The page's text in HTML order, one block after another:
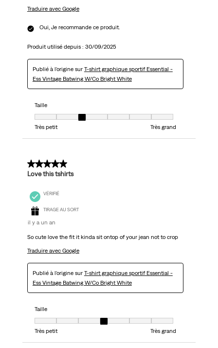
Traduire avec Google
Oui, Je recommande ce produit.
Produit utilisé depuis : 30/09/2025
Publié à l'origine sur T-shirt graphique sportif Essential -
Ess Vintage Batwing W/Co Bright White
Taille
Taille, 3 sur 7, où 1 est égal à Très petit et 7 est égal à Très grand
Très petit
Très grand
5 sur 5 étoiles.
Love this tshirts
VÉRIFIÉ
TIRAGE AU SORT
il y a un an
So cute love the fit it kinda sit ontop of your jean not to crop
Traduire avec Google
Publié à l'origine sur T-shirt graphique sportif Essential -
Ess Vintage Batwing W/Co Bright White
Taille
Taille, 4 sur 7, où 1 est égal à Très petit et 7 est égal à Très grand
Très petit
Très grand